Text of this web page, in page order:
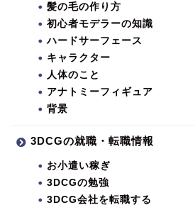
髪の毛の作り方
初心者モデラーの知識
ハードサーフェース
キャラクター
人体のこと
アナトミーフィギュア
背景
3DCGの就職・転職情報
お小遣い稼ぎ
3DCGの勉強
3DCG会社を転職する